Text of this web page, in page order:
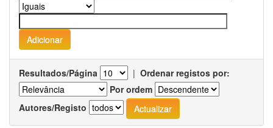
Resultados/Página | Ordenar registos por:
Por ordem
Autores/Registo